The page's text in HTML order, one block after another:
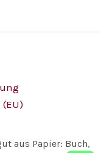
aus Papier: Buch,